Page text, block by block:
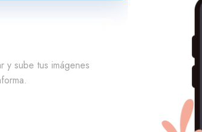
y sube tus imágenes